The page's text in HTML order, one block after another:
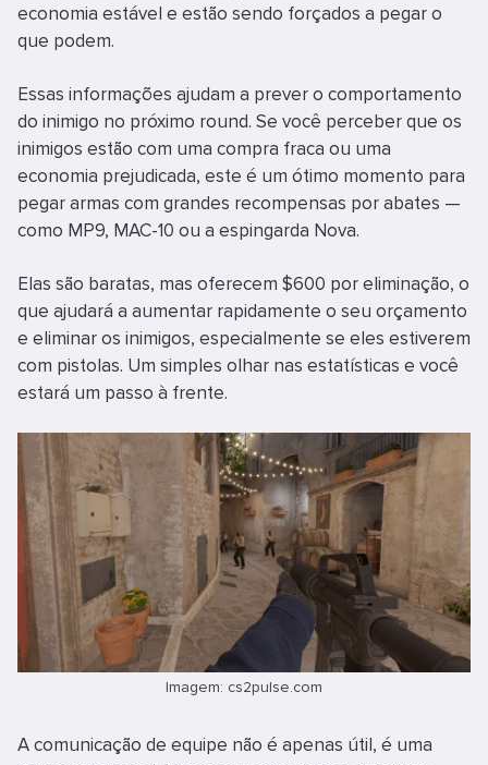
economia estável e estão sendo forçados a pegar o
que podem.
Essas informações ajudam a prever o comportamento
do inimigo no próximo round. Se você perceber que os
inimigos estão com uma compra fraca ou uma
economia prejudicada, este é um ótimo momento para
pegar armas com grandes recompensas por abates —
como MP9, MAC-10 ou a espingarda Nova.
Elas são baratas, mas oferecem $600 por eliminação, o
que ajudará a aumentar rapidamente o seu orçamento
e eliminar os inimigos, especialmente se eles estiverem
com pistolas. Um simples olhar nas estatísticas e você
estará um passo à frente.
Imagem: cs2pulse.com
A comunicação de equipe não é apenas útil, é uma